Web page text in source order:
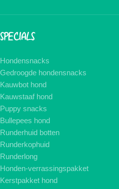
SPECIALS
Hondensnacks
Gedroogde hondensnacks
Kauwbot hond
Kauwstaaf hond
Puppy snacks
Bullepees hond
Runderhuid botten
Runderkophuid
Runderlong
Honden-verrassingspakket
Kerstpakket hond